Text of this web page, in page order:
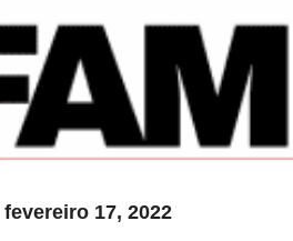
17, 2022